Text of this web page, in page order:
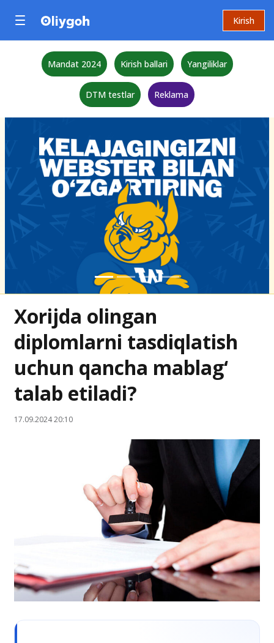
Kirish
Mandat 2024 Kirish ballari Yangiliklar
DTM testlar Reklama
Xorijda olingan
diplomlarni tasdiqlatish
uchun qancha mablag‘
talab etiladi?
17.09.2024 20:10